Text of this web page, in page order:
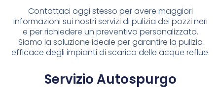
Contattaci oggi stesso per avere maggiori
informazioni sui nostri servizi di pulizia dei pozzi neri
e per richiedere un preventivo personalizzato.
Siamo la soluzione ideale per garantire la pulizia
efficace degli impianti di scarico delle acque reflue.
Servizio Autospurgo